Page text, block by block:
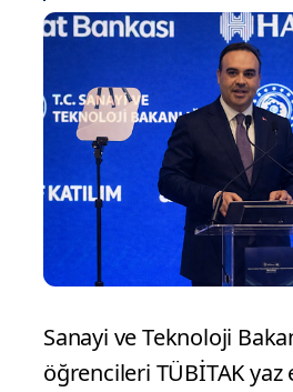
Sanayi ve Teknoloji
öğrencileri TÜBİTAK